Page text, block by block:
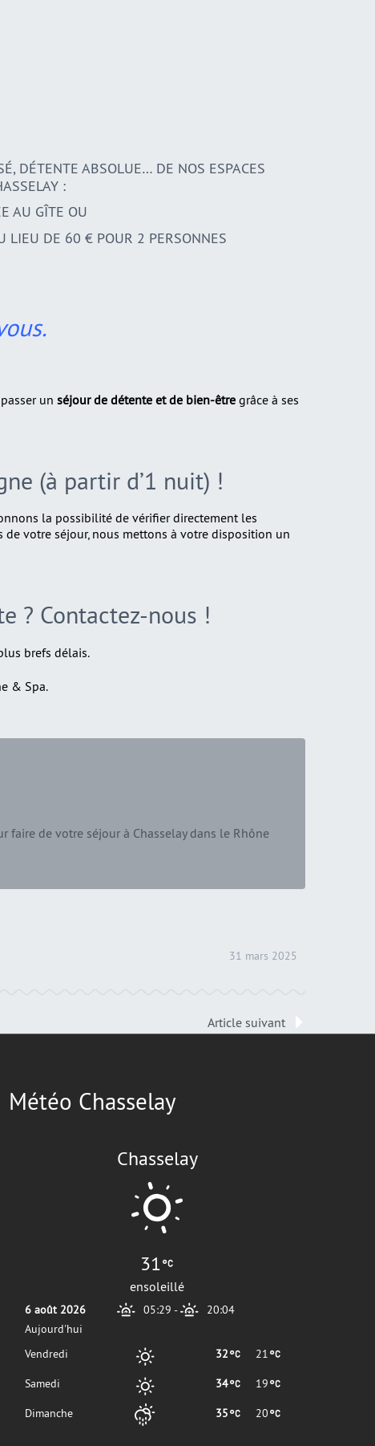
DÉTENTE ABSOLUE… DE NOS ESPACES
:
AU GÎTE OU
LIEU DE 60 € POUR 2 PERSONNES
un séjour de détente et de bien-être grâce à ses
(à partir d’1 nuit) !
la possibilité de vérifier directement les
votre séjour, nous mettons à votre disposition un
? Contactez-nous !
brefs délais.
& Spa.
de votre séjour à Chasselay dans le Rhône
31 mars 2025
Article suivant
Météo Chasselay
Chasselay
31
ensoleillé
6 août 2026
Aujourd'hui
05:29 - 20:04
Vendredi 21
32
Samedi 19
34
Dimanche 20
35